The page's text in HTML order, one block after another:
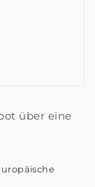
über eine